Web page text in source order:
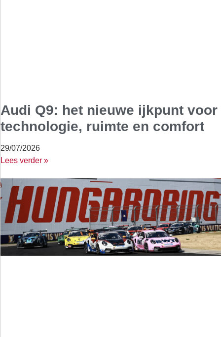
Audi Q9: het nieuwe ijkpunt voor
technologie, ruimte en comfort
29/07/2026
Lees verder »